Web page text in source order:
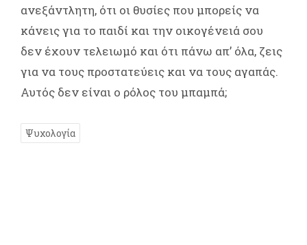
ανεξάντλητη, ότι οι θυσίες που μπορείς να
κάνεις για το παιδί και την οικογένειά σου
δεν έχουν τελειωμό και ότι πάνω απ’ όλα, ζεις
για να τους προστατεύεις και να τους αγαπάς.
Αυτός δεν είναι ο ρόλος του μπαμπά;
Ψυχολογία